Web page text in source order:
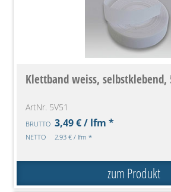
Klettband weiss, selbstklebend,
ArtNr. 5V51
BRUTTO 3,49 € / lfm *
NETTO 2,93 € / lfm *
zum Produkt